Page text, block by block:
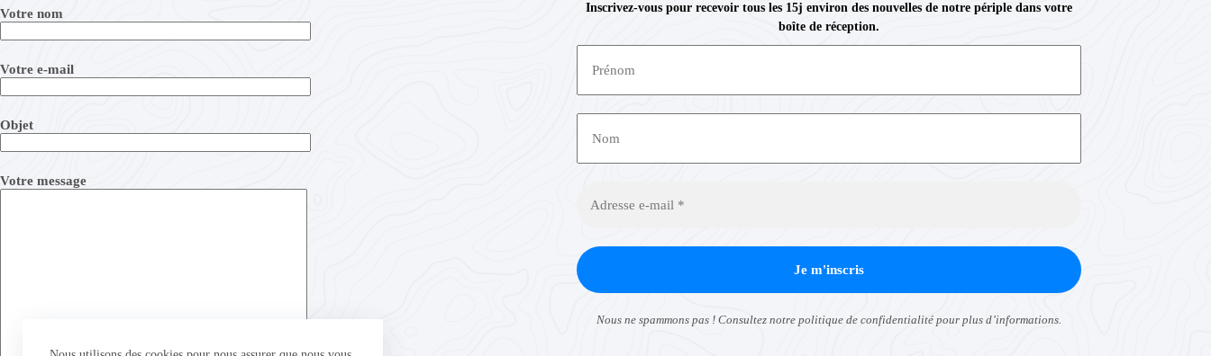
Votre nom
Votre e-mail
Objet
Votre message
Inscrivez-vous pour recevoir tous les 15j environ des nouvelles de notre périple dans votre
boîte de réception.
Nous ne spammons pas ! Consultez notre politique de confidentialitépour plus d’informations.